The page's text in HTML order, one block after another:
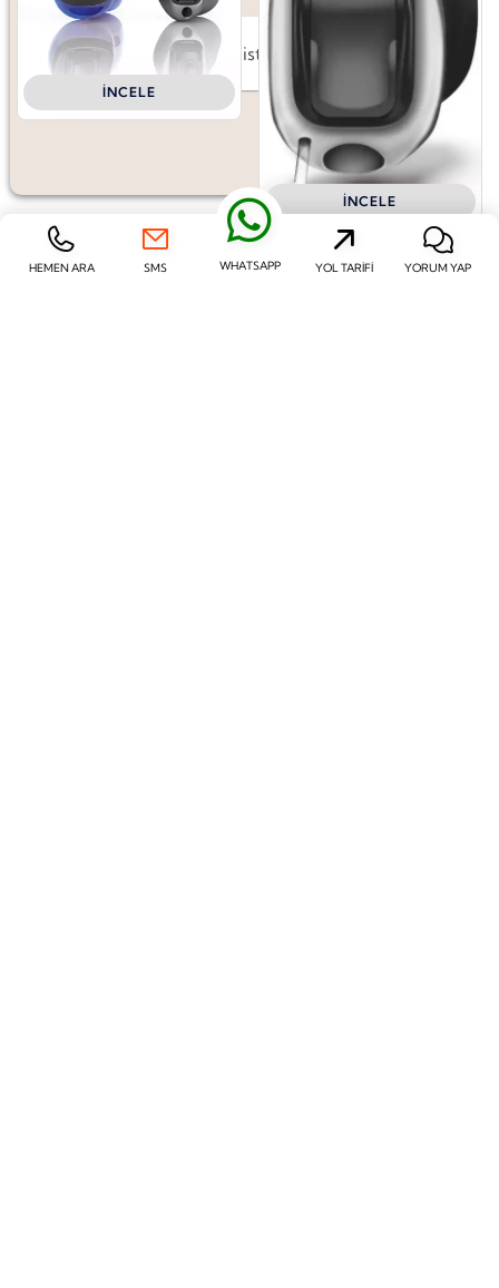
İNCELE
İNCELE
Phonak Virto™ P-Titanium
HEMEN ARA SMS WHATSAPP YOL TARIFI YORUM YAP
Merhaba, bilgi almak istiyorum.